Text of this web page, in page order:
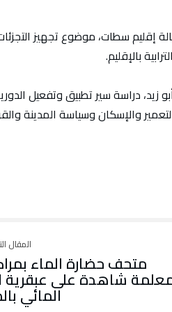
إقليم سطات، موضوع تجهيز
بالإقليم.
زيد، دراسة سير تطبيق وتفعيل
والإسكان وسياسة المدينة
متحف حضارة الماء
شاهدة على عبقرية
المائي